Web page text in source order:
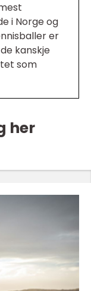
i Norge og
er
kanskje
som
her